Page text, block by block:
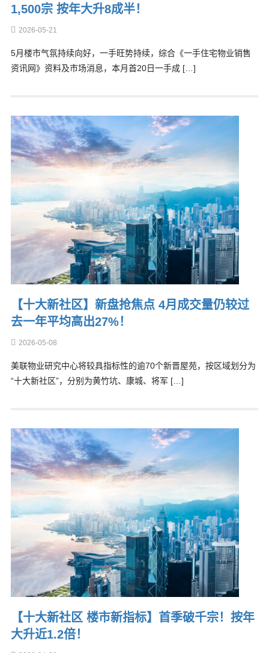
1,500宗 按年大升8成半！
2026-05-21
5月楼市气氛持续向好，一手旺势持续，综合《一手住宅物业销售
资讯网》资料及市场消息，本月首20日一手成 […]
【十大新社区】新盘抢焦点 4月成交量仍较过
去一年平均高出27%！
2026-05-08
美联物业研究中心将较具指标性的逾70个新晋屋苑，按区域划分为
“十大新社区”，分别为黄竹坑、康城、将军 […]
【十大新社区 楼市新指标】首季破千宗！按年
大升近1.2倍！